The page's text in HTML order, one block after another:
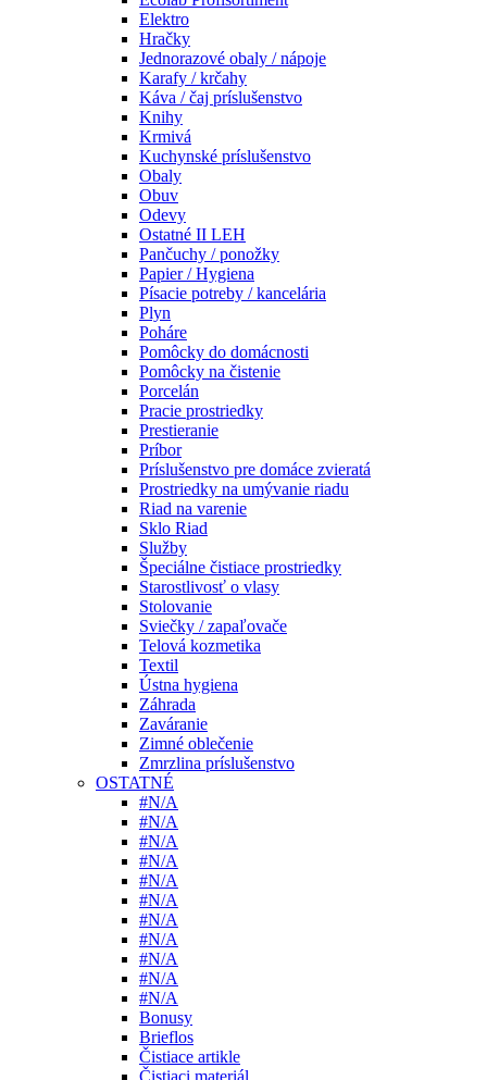
Elektro
Hračky
Jednorazové obaly / nápoje
Karafy / krčahy
Káva / čaj príslušenstvo
Knihy
Krmivá
Kuchynské príslušenstvo
Obaly
Obuv
Odevy
Ostatné II LEH
Pančuchy / ponožky
Papier / Hygiena
Písacie potreby / kancelária
Plyn
Poháre
Pomôcky do domácnosti
Pomôcky na čistenie
Porcelán
Pracie prostriedky
Prestieranie
Príbor
Príslušenstvo pre domáce zvieratá
Prostriedky na umývanie riadu
Riad na varenie
Sklo Riad
Služby
Špeciálne čistiace prostriedky
Starostlivosť o vlasy
Stolovanie
Sviečky / zapaľovače
Telová kozmetika
Textil
Ústna hygiena
Záhrada
Zaváranie
Zimné oblečenie
Zmrzlina príslušenstvo
OSTATNÉ
#N/A
#N/A
#N/A
#N/A
#N/A
#N/A
#N/A
#N/A
#N/A
#N/A
#N/A
Bonusy
Brieflos
Čistiace artikle
Čistiaci materiál